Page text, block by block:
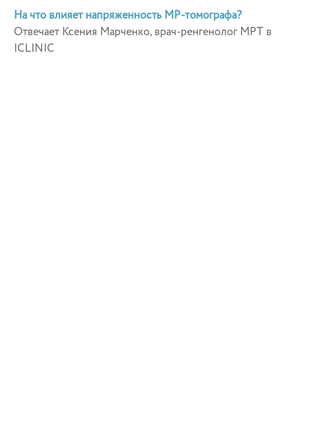
На что влияет напряженность МР-томографа?
Отвечает Ксения Марченко, врач-ренгенолог МРТ в
ICLINIC